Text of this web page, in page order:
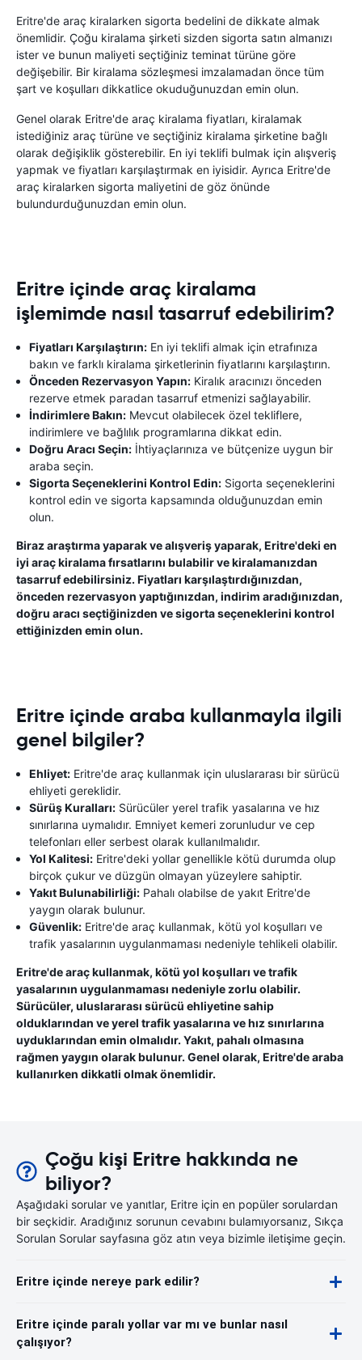
Eritre'de araç kiralarken sigorta bedelini de dikkate almak
önemlidir. Çoğu kiralama şirketi sizden sigorta satın almanızı
ister ve bunun maliyeti seçtiğiniz teminat türüne göre
değişebilir. Bir kiralama sözleşmesi imzalamadan önce tüm
şart ve koşulları dikkatlice okuduğunuzdan emin olun.
Genel olarak Eritre'de araç kiralama fiyatları, kiralamak
istediğiniz araç türüne ve seçtiğiniz kiralama şirketine bağlı
olarak değişiklik gösterebilir. En iyi teklifi bulmak için alışveriş
yapmak ve fiyatları karşılaştırmak en iyisidir. Ayrıca Eritre'de
araç kiralarken sigorta maliyetini de göz önünde
bulundurduğunuzdan emin olun.
Eritre içinde araç kiralama
işlemimde nasıl tasarruf edebilirim?
Fiyatları Karşılaştırın: En iyi teklifi almak için etrafınıza
bakın ve farklı kiralama şirketlerinin fiyatlarını karşılaştırın.
Önceden Rezervasyon Yapın: Kiralık aracınızı önceden
rezerve etmek paradan tasarruf etmenizi sağlayabilir.
İndirimlere Bakın: Mevcut olabilecek özel tekliflere,
indirimlere ve bağlılık programlarına dikkat edin.
Doğru Aracı Seçin: İhtiyaçlarınıza ve bütçenize uygun bir
araba seçin.
Sigorta Seçeneklerini Kontrol Edin: Sigorta seçeneklerini
kontrol edin ve sigorta kapsamında olduğunuzdan emin
olun.
Biraz araştırma yaparak ve alışveriş yaparak, Eritre'deki en
iyi araç kiralama fırsatlarını bulabilir ve kiralamanızdan
tasarruf edebilirsiniz. Fiyatları karşılaştırdığınızdan,
önceden rezervasyon yaptığınızdan, indirim aradığınızdan,
doğru aracı seçtiğinizden ve sigorta seçeneklerini kontrol
ettiğinizden emin olun.
Eritre içinde araba kullanmayla ilgili
genel bilgiler?
Ehliyet: Eritre'de araç kullanmak için uluslararası bir sürücü
ehliyeti gereklidir.
Sürüş Kuralları: Sürücüler yerel trafik yasalarına ve hız
sınırlarına uymalıdır. Emniyet kemeri zorunludur ve cep
telefonları eller serbest olarak kullanılmalıdır.
Yol Kalitesi: Eritre'deki yollar genellikle kötü durumda olup
birçok çukur ve düzgün olmayan yüzeylere sahiptir.
Yakıt Bulunabilirliği: Pahalı olabilse de yakıt Eritre'de
yaygın olarak bulunur.
Güvenlik: Eritre'de araç kullanmak, kötü yol koşulları ve
trafik yasalarının uygulanmaması nedeniyle tehlikeli olabilir.
Eritre'de araç kullanmak, kötü yol koşulları ve trafik
yasalarının uygulanmaması nedeniyle zorlu olabilir.
Sürücüler, uluslararası sürücü ehliyetine sahip
olduklarından ve yerel trafik yasalarına ve hız sınırlarına
uyduklarından emin olmalıdır. Yakıt, pahalı olmasına
rağmen yaygın olarak bulunur. Genel olarak, Eritre'de araba
kullanırken dikkatli olmak önemlidir.
Çoğu kişi Eritre hakkında ne
biliyor?
Aşağıdaki sorular ve yanıtlar, Eritre için en popüler sorulardan
bir seçkidir. Aradığınız sorunun cevabını bulamıyorsanız, Sıkça
Sorulan Sorular sayfasına göz atın veya bizimle iletişime geçin.
Eritre içinde nereye park edilir?
Eritre içinde paralı yollar var mı ve bunlar nasıl
çalışıyor?